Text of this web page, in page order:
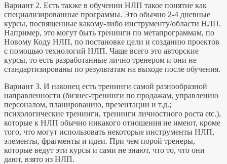
Вариант 2. Есть также в обучении НЛП такое понятие как
специализированные программы. Это обычно 2-4 дневные
курсы, посвященные какому-либо инструменту/области НЛП.
Например, это могут быть тренинги по метапрограммам, по
Новому Коду НЛП, по постановке цели и созданию проектов
с помощью технологий НЛП. Чаще всего это авторские
курсы, то есть разработанные лично тренером и они не
стандартизированы по результатам на выходе после обучения.
Вариант 3. И наконец есть тренинги самой разнообразной
направленности (бизнес-тренинги по продажам, управлению
персоналом, планированию, презентации и т.д.;
психологические тренинги, тренинги личностного роста etc.),
которые к НЛП обычно никакого отношения не имеют, кроме
того, что могут использовать некоторые инструменты НЛП,
элементы, фрагменты и идеи. При чем порой тренеры,
которые ведут эти курсы и сами не знают, что то, что они
дают, взято из НЛП.